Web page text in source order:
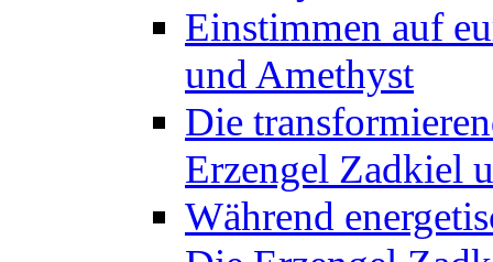
Einstimmen auf
und Amethyst
Die
Erzengel Zadkiel
Während